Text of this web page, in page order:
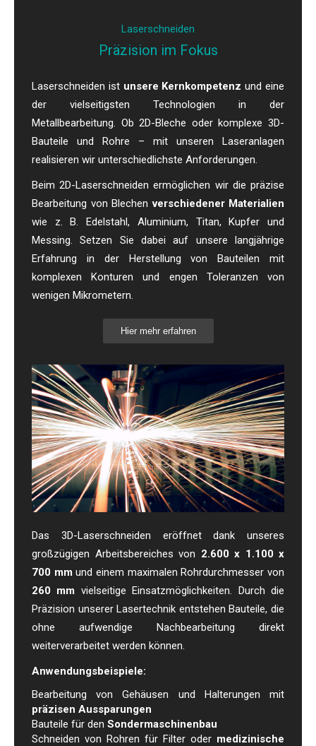
Laserschneiden
Präzision im Fokus
Laserschneiden ist unsere Kernkompetenz und eine
der vielseitigsten Technologien in der
Metallbearbeitung. Ob 2D-Bleche oder komplexe 3D-
Bauteile und Rohre – mit unseren Laseranlagen
realisieren wir unterschiedlichste Anforderungen.
Beim 2D-Laserschneiden ermöglichen wir die präzise
Bearbeitung von Blechenverschiedener Materialien
wie z. B. Edelstahl, Aluminium, Titan, Kupfer und
Messing. Setzen Sie dabei auf unsere langjährige
Erfahrung in der Herstellung von Bauteilen mit
komplexen Konturen und engen Toleranzen von
wenigen Mikrometern.
Hier mehr erfahren
Das 3D-Laserschneiden eröffnet dank unseres
großzügigen Arbeitsbereiches von 2.600 x 1.100 x
700 mmund einem maximalen Rohrdurchmesser von
260 mm vielseitige Einsatzmöglichkeiten. Durch die
Präzision unserer Lasertechnik entstehen Bauteile, die
ohne aufwendige Nachbearbeitung direkt
weiterverarbeitet werden können.
Anwendungsbeispiele:
Bearbeitung von Gehäusen und Halterungen mit
präzisen Aussparungen
Bauteile für den Sondermaschinenbau
Schneiden von Rohren für Filter oder medizinische